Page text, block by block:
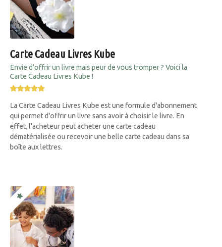
Carte Cadeau Livres Kube
Envie d’offrir un livre mais peur de vous tromper ? Voici la
Carte Cadeau Livres Kube !
La Carte Cadeau Livres Kube est une formule d'abonnement
qui permet d'offrir un livre sans avoir à choisir le livre. En
effet, l'acheteur peut acheter une carte cadeau
dématérialisée ou recevoir une belle carte cadeau dans sa
boîte aux lettres.